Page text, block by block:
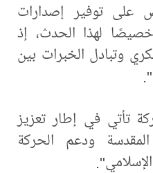
توفير إصدارات
لهذا الحدث، إذ
وتبادل الخبرات بين
تأتي في إطار تعزيز
المقدسة ودعم الحركة